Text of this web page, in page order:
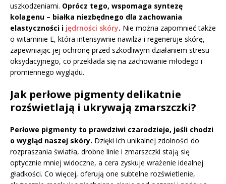
uszkodzeniami. Oprócz tego, wspomaga syntezę
kolagenu – białka niezbędnego dla zachowania
elastyczności i jędrności skóry. Nie można zapomnieć także
o witaminie E, która intensywnie nawilża i regeneruje skórę,
zapewniając jej ochronę przed szkodliwym działaniem stresu
oksydacyjnego, co przekłada się na zachowanie młodego i
promiennego wyglądu.
Jak perłowe pigmenty delikatnie
rozświetlają i ukrywają zmarszczki?
Perłowe pigmenty to prawdziwi czarodzieje, jeśli chodzi
o wygląd naszej skóry. Dzięki ich unikalnej zdolności do
rozpraszania światła, drobne linie i zmarszczki stają się
optycznie mniej widoczne, a cera zyskuje wrażenie idealnej
gładkości. Co więcej, oferują one subtelne rozświetlenie,